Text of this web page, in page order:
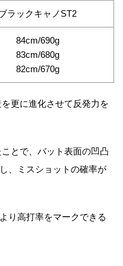
ラックキャノST2
84cm/690g
83cm/680g
82cm/670g
更に進化させて反発力を
とで、バット表面の凹凸
、ミスショットの確率が
り高打率をマークできる